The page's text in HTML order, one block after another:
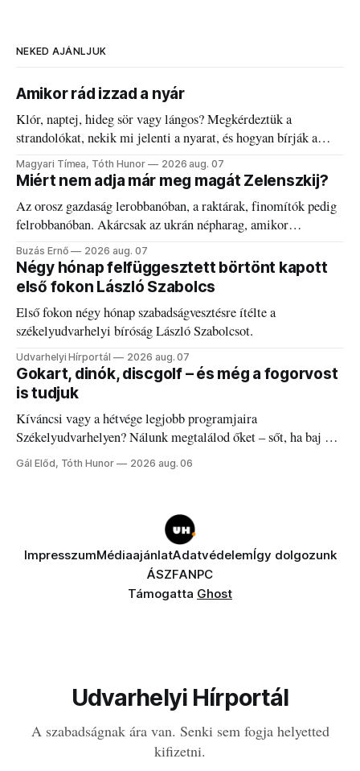
NEKED AJÁNLJUK
Amikor rád izzad a nyár
Klór, naptej, hideg sör vagy lángos? Megkérdeztük a
strandolókat, nekik mi jelenti a nyarat, és hogyan bírják a
kánikulát.
Magyari Tímea, Tóth Hunor 2026 aug. 07
Miért nem adja már meg magát Zelenszkij?
Az orosz gazdaság lerobbanóban, a raktárak, finomítók pedig
felrobbanóban. Akárcsak az ukrán népharag, amikor
elégedetlen vezetőivel.
Buzás Ernő 2026 aug. 07
Négy hónap felfüggesztett börtönt kapott
első fokon László Szabolcs
Első fokon négy hónap szabadságvesztésre ítélte a
székelyudvarhelyi bíróság László Szabolcsot.
Udvarhelyi Hírportál 2026 aug. 07
Gokart, dinók, discgolf – és még a fogorvost
is tudjuk
Kíváncsi vagy a hétvége legjobb programjaira
Székelyudvarhelyen? Nálunk megtalálod őket – sőt, ha baj van
a fogaddal, a fogorvosi ügyeletet is!
Gál Előd, Tóth Hunor 2026 aug. 06
ImpresszumMédiaajánlatAdatvédelemÍgy dolgozunk
ÁSZFANPC
Támogatta Ghost
Udvarhelyi Hírportál
A szabadságnak ára van. Senki sem fogja helyetted
kifizetni.